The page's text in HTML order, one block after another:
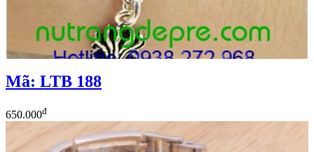
Mã: LTB 188
650.000đ